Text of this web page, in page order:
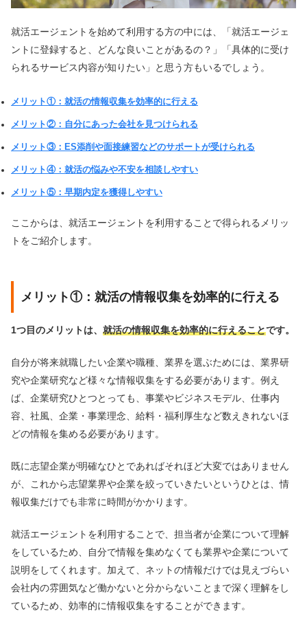
就活エージェントを始めて利用する方の中には、「就活エージェ
ントに登録すると、どんな良いことがあるの？」「具体的に受け
られるサービス内容が知りたい」と思う方もいるでしょう。
メリット①：就活の情報収集を効率的に行える
メリット②：自分にあった会社を見つけられる
メリット③：ES添削や面接練習などのサポートが受けられる
メリット④：就活の悩みや不安を相談しやすい
メリット⑤：早期内定を獲得しやすい
ここからは、就活エージェントを利用することで得られるメリッ
トをご紹介します。
メリット①：就活の情報収集を効率的に行える
1つ目のメリットは、 就活の情報収集を効率的に行えることです。
自分が将来就職したい企業や職種、業界を選ぶためには、業界研
究や企業研究など様々な情報収集をする必要があります。例え
ば、企業研究ひとつとっても、事業やビジネスモデル、仕事内
容、社風、企業・事業理念、給料・福利厚生など数えきれないほ
どの情報を集める必要があります。
既に志望企業が明確なひとであればそれほど大変ではありません
が、これから志望業界や企業を絞っていきたいというひとは、情
報収集だけでも非常に時間がかかります。
就活エージェントを利用することで、担当者が企業について理解
をしているため、自分で情報を集めなくても業界や企業について
説明をしてくれます。加えて、ネットの情報だけでは見えづらい
会社内の雰囲気など働かないと分からないことまで深く理解をし
ているため、効率的に情報収集をすることができます。